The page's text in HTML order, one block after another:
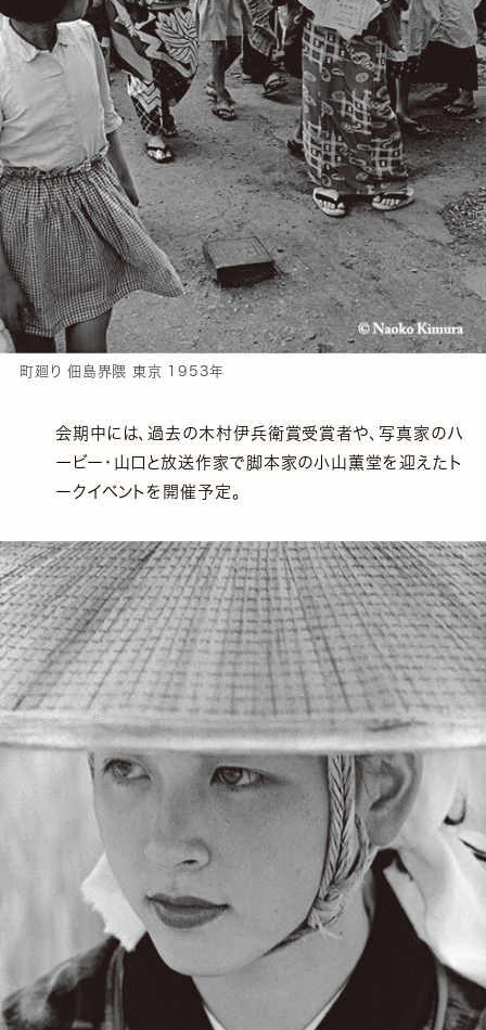
町廻り 佃島界隈 東京 1953年
会期中には、過去の木村伊兵衛賞受賞者や、写真家のハ
ービー・山口と放送作家で脚本家の小山薫堂を迎えたト
ークイベントを開催予定。